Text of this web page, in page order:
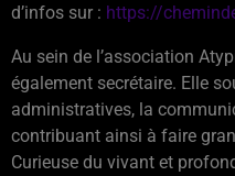
d’infos sur : https://
Au sein de l’association
également secrétaire. Elle
administratives, la
contribuant ainsi à faire
Curieuse du vivant et